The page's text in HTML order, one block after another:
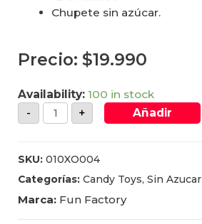
Chupete sin azúcar.
Precio: $19.990
Availability: 100 in stock
-
+ Añadir
SKU: 010XO004
Categorías: Candy Toys, Sin Azucar
Marca: Fun Factory